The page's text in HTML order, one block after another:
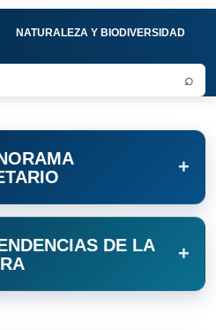
NATURALEZA Y BIODIVERSIDAD
⌕
+
DE LA
+